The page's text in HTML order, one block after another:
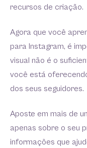
recursos de criação.
Agora que você
para Instagram, é
visual não é o
você está
dos seus seguidores.
Aposte em mais de
apenas sobre o seu
informações que